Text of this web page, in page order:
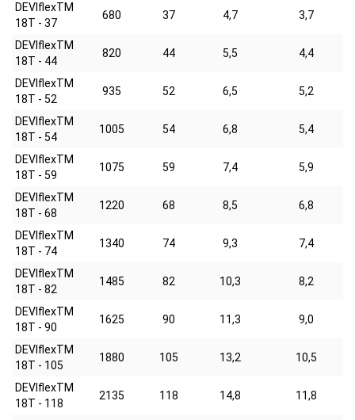
DEVIflexTM
18T - 37
680 37 4,7 3,7
DEVIflexTM
18T - 44
820 44 5,5 4,4
DEVIflexTM
18T - 52
935 52 6,5 5,2
DEVIflexTM
18T - 54
1005 54 6,8 5,4
DEVIflexTM
18T - 59
1075 59 7,4 5,9
DEVIflexTM
18T - 68
1220 68 8,5 6,8
DEVIflexTM
18T - 74
1340 74 9,3 7,4
DEVIflexTM
18T - 82
1485 82 10,3 8,2
DEVIflexTM
18T - 90
1625 90 11,3 9,0
DEVIflexTM
18T - 105
1880 105 13,2 10,5
DEVIflexTM
18T - 118
2135 118 14,8 11,8